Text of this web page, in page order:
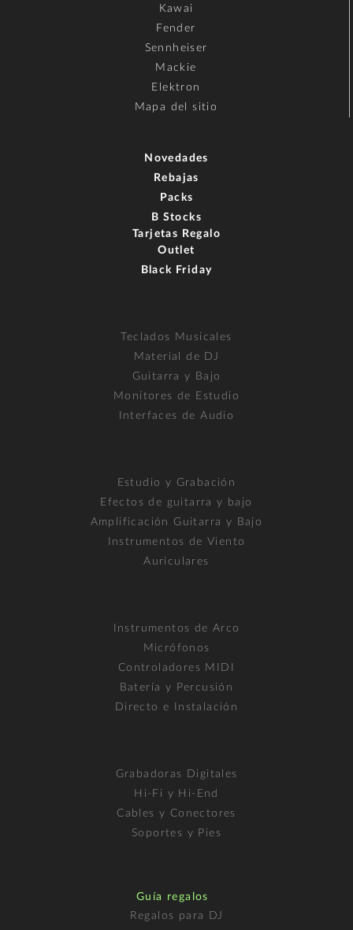
Kawai
Fender
Sennheiser
Mackie
Elektron
Mapa del sitio
Novedades
Rebajas
Packs
B Stocks
Tarjetas Regalo
Outlet
Black Friday
Teclados Musicales
Material de DJ
Guitarra y Bajo
Monitores de Estudio
Interfaces de Audio
Estudio y Grabación
Efectos de guitarra y bajo
Amplificación Guitarra y Bajo
Instrumentos de Viento
Auriculares
Instrumentos de Arco
Micrófonos
Controladores MIDI
Batería y Percusión
Directo e Instalación
Grabadoras Digitales
Hi-Fi y Hi-End
Cables y Conectores
Soportes y Pies
Guía regalos
Regalos para DJ